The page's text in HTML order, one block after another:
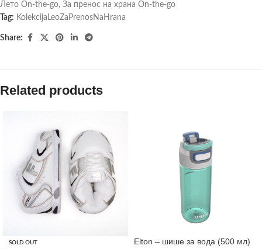
Лето On-the-go, За пренос на храна On-the-go
Tag: KolekcijaLeoZaPrenosNaHrana
Share:
Related products
SOLD OUT Elton – шише за вода (500 мл)